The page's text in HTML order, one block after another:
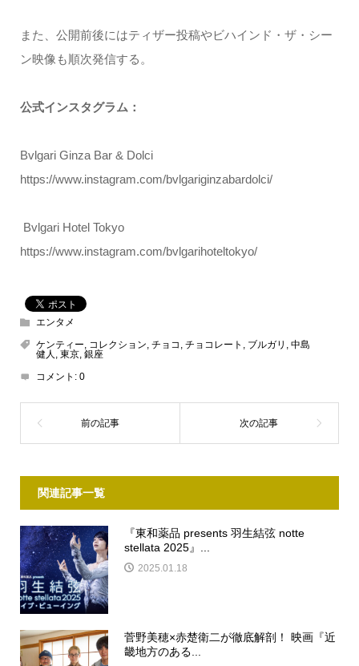
また、公開前後にはティザー投稿やビハインド・ザ・シー
ン映像も順次発信する。
公式インスタグラム：
Bvlgari Ginza Bar & Dolci
https://www.instagram.com/bvlgariginzabardolci/
Bvlgari Hotel Tokyo
https://www.instagram.com/bvlgarihoteltokyo/
エンタメ
ケンティー, コレクション, チョコ , チョコレート , ブルガリ , 中島
健人 , 東京, 銀座
コメント: 0
関連記事一覧
『東和薬品 presents 羽生結弦 notte
stellata 2025』...
2025.01.18
菅野美穂×赤楚衛二が徹底解剖！ 映画『近
畿地方のある...